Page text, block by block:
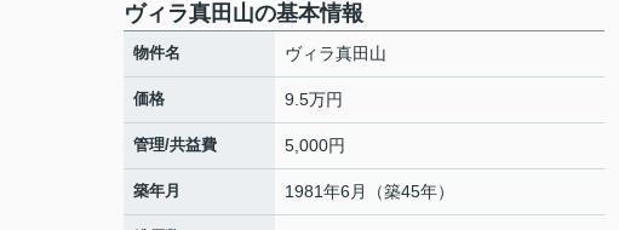
ヴィラ真田山の基本情報
物件名 ヴィラ真田山
価格 9.5万円
管理/共益費 5,000円
築年月 1981年6月（築45年）